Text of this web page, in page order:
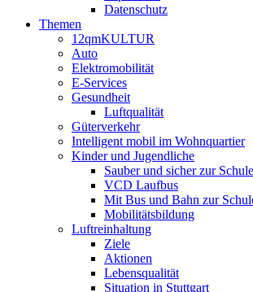
Datenschutz
Themen
12qmKULTUR
Auto
Elektromobilität
E-Services
Gesundheit
Luftqualität
Güterverkehr
Intelligent mobil im Wohnquartier
Kinder und Jugendliche
Sauber und sicher zur Schule
VCD Laufbus
Mit Bus und Bahn zur
Mobilitätsbildung
Luftreinhaltung
Ziele
Aktionen
Lebensqualität
Situation in Stuttgart